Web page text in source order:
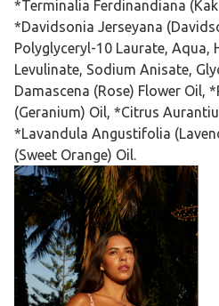
*Terminalia Ferdinandiana
*Davidsonia Jerseyana
Polyglyceryl-10 Laurate, Aqua,
Levulinate, Sodium Anisate,
Damascena (Rose) Flower Oil,
(Geranium) Oil, *Citrus
*Lavandula Angustifolia
(Sweet Orange) Oil.